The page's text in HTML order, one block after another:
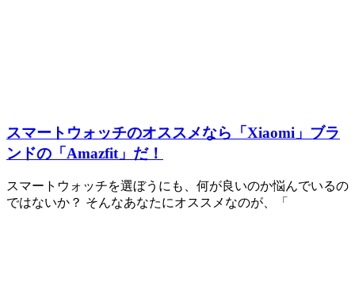
スマートウォッチのオススメなら「Xiaomi」ブラ
ンドの「Amazfit」だ！
スマートウォッチを選ぼうにも、何が良いのか悩んでいるの
ではないか？ そんなあなたにオススメなのが、「